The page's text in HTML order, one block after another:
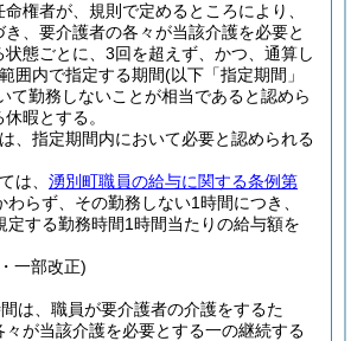
権者が、規則で定めるところにより、
、要介護者の各々が当該介護を必要と
態ごとに、3回を超えず、かつ、通算し
囲内で指定する期間(以下「指定期間」
て勤務しないことが相当であると認めら
暇とする。
、指定期間内において必要と認められる
は、 湧別町職員の給与に関する条例第
わらず、その勤務しない1時間につき、
定する勤務時間1時間当たりの給与額を
一部改正)
は、職員が要介護者の介護をするた
が当該介護を必要とする一の継続する